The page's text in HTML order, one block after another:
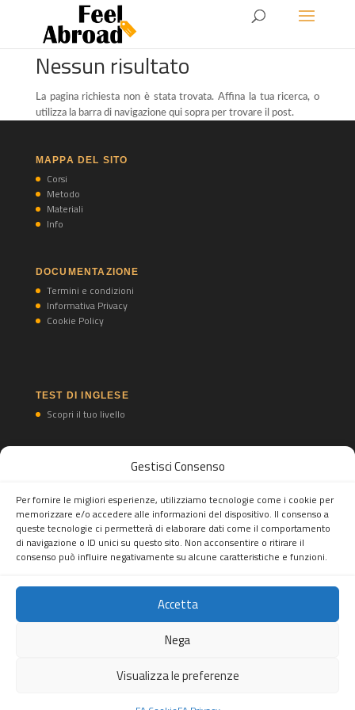
Gestisci Consenso
Per fornire le migliori esperienze, utilizziamo tecnologie come i cookie per
memorizzare e/o accedere alle informazioni del dispositivo. Il consenso a
queste tecnologie ci permetterà di elaborare dati come il comportamento
di navigazione o ID unici su questo sito. Non acconsentire o ritirare il
consenso può influire negativamente su alcune caratteristiche e funzioni.
Accetta
Nega
Visualizza le preferenze
Nessun risultato
La pagina richiesta non è stata trovata. Affina la tua ricerca, o
utilizza la barra di navigazione qui sopra per trovare il post.
MAPPA DEL SITO
Corsi
Metodo
Materiali
Info
DOCUMENTAZIONE
Termini e condizioni
Informativa Privacy
Cookie Policy
TEST DI INGLESE
Scopri il tuo livello
TEST DI SPAGNOLO
Feel Abroad snc
- Mail:info@feelabroad.it
10520990960